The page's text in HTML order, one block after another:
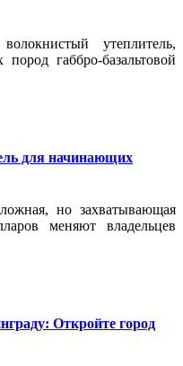
утеплитель,
габбро-базальтовой
для начинающих
но захватывающая
меняют владельцев
Откройте город